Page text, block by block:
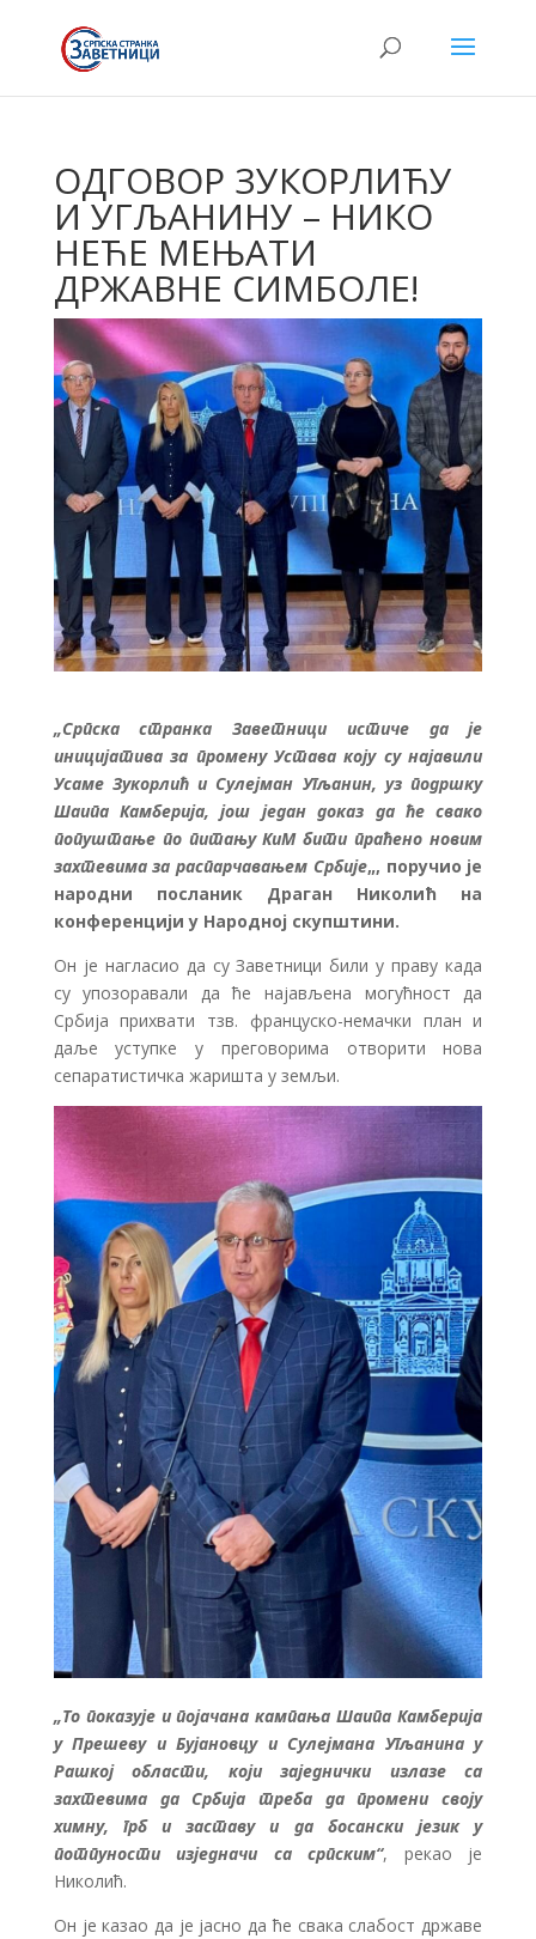
ОДГОВОР ЗУКОРЛИЋУ
И УГЉАНИНУ – НИКО
НЕЋЕ МЕЊАТИ
ДРЖАВНЕ СИМБОЛЕ!
„Српска странка Заветници истиче да је
иницијатива за промену Устава коју су најавили
Усаме Зукорлић и Сулејман Угљанин, уз подршку
Шаипа Камберија, још један доказ да ће свако
попуштање по питању КиМ бити праћено новим
захтевима за распарчавањем Србије„, поручио је
народни посланик Драган Николић на
конференцији у Народној скупштини.
Он је нагласио да су Заветници били у праву када
су упозоравали да ће најављена могућност да
Србија прихвати тзв. француско-немачки план и
даље уступке у преговорима отворити нова
сепаратистичка жаришта у земљи.
„То показује и појачана кампања Шаипа Камберија
у Прешеву и Бујановцу и Сулејмана Угљанина у
Рашкој области, који заједнички излазе са
захтевима да Србија треба да промени своју
химну, грб и заставу и да босански језик у
потпуности изједначи са српским“, рекао је
Николић.
Он је казао да је јасно да ће свака слабост државе